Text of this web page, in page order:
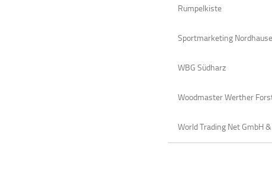
Rumpelkiste
Sportmarketing
WBG Südharz
Woodmaster Werther
World Trading Net GmbH &